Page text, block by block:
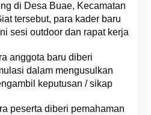
di Desa Buae, Kecamatan
tersebut, para kader baru
sesi outdoor dan rapat kerja
anggota baru diberi
dalam mengusulkan
keputusan / sikap
peserta diberi pemahaman